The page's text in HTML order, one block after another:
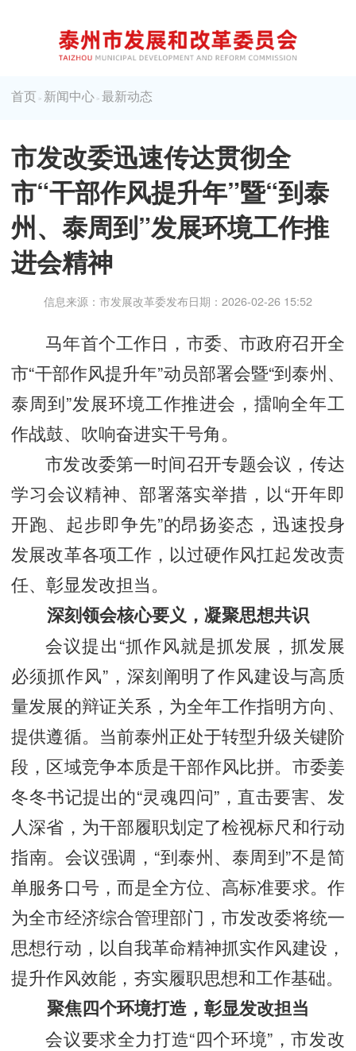
首页 > 新闻中心 > 最新动态
市发改委迅速传达贯彻全
市“干部作风提升年”暨“到泰
州、泰周到”发展环境工作推
进会精神
信息来源：市发展改革委发布日期：2026-02-26 15:52
马年首个工作日，市委、市政府召开全
市“干部作风提升年”动员部署会暨“到泰州、
泰周到”发展环境工作推进会，擂响全年工
作战鼓、吹响奋进实干号角。
市发改委第一时间召开专题会议，传达
学习会议精神、部署落实举措，以“开年即
开跑、起步即争先”的昂扬姿态，迅速投身
发展改革各项工作，以过硬作风扛起发改责
任、彰显发改担当。
深刻领会核心要义，凝聚思想共识
会议提出“抓作风就是抓发展，抓发展
必须抓作风”，深刻阐明了作风建设与高质
量发展的辩证关系，为全年工作指明方向、
提供遵循。当前泰州正处于转型升级关键阶
段，区域竞争本质是干部作风比拼。市委姜
冬冬书记提出的“灵魂四问”，直击要害、发
人深省，为干部履职划定了检视标尺和行动
指南。会议强调，“到泰州、泰周到”不是简
单服务口号，而是全方位、高标准要求。作
为全市经济综合管理部门，市发改委将统一
思想行动，以自我革命精神抓实作风建设，
提升作风效能，夯实履职思想和工作基础。
聚焦四个环境打造，彰显发改担当
会议要求全力打造“四个环境”，市发改